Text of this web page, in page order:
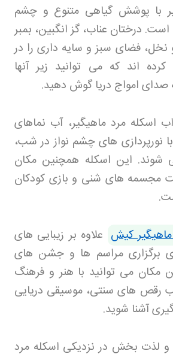
با پوشش گیاهی متنوع و چشم
درختان عناب، گز انگبین، بمبر
نخل، فضای سبز و سایه داری را در
اند که می توانید زیر آنها
صدای امواج دریا گوش دهید.
اسکله مرد ماهیگیر، آب نماهای
نورپردازی های چشم نواز در شب،
شوند. این اسکله همچنین مکان
مجسمه های شنی و بازی کودکان
.
کیش علاوه بر زیبایی های
برگزاری مراسم ها و جشن های
می توانید با هنر و فرهنگ
رقص های سنتی، موسیقی دریایی
آشنا شوید.
و لذت بخش در نزدیکی اسکله مرد